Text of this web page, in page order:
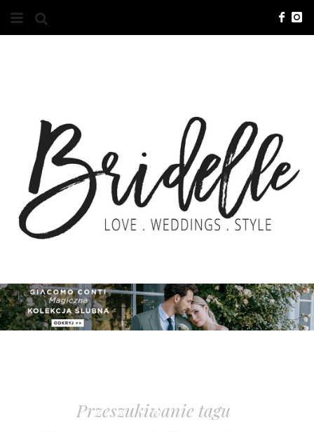
O NAS
KONTAKT
REKLAMA
ADVERTISING
ZGŁOSZENIA
Przeszukiwanie tagu